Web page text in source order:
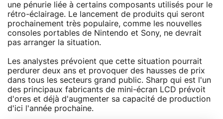
une pénurie liée à certains composants utilisés pour le
rétro-éclairage. Le lancement de produits qui seront
prochainement très populaire, comme les nouvelles
consoles portables de Nintendo et Sony, ne devrait
pas arranger la situation.
Les analystes prévoient que cette situation pourrait
perdurer deux ans et provoquer des hausses de prix
dans tous les secteurs grand public. Sharp qui est l'un
des principaux fabricants de mini-écran LCD prévoit
d'ores et déjà d'augmenter sa capacité de production
d'ici l'année prochaine.